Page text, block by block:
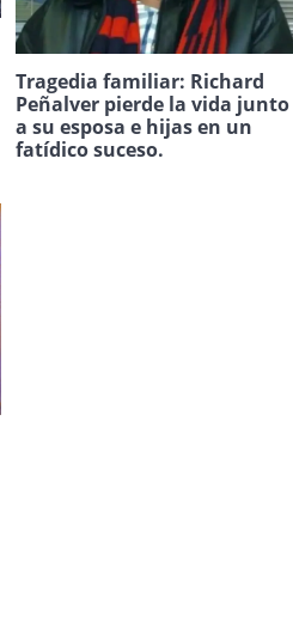
Tragedia familiar: Richard
Peñalver pierde la vida junto
a su esposa e hijas en un
fatídico suceso.